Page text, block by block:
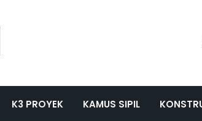
K3 PROYEK KAMUS SIPIL